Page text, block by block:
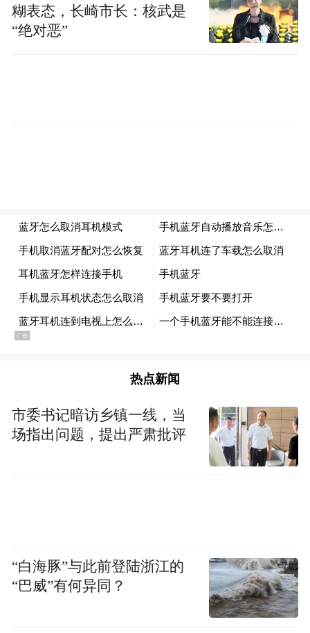
静乐县农业农村局局长赵国清表示，近年
来，该县以鲜食玉米产业为抓手，培育壮大
景
糊表态，长崎市长：核武是
“绝对恶”
热点新闻
市委书记暗访乡镇一线，当
场指出问题，提出严肃批评
“白海豚”与此前登陆浙江的
“巴威”有何异同？